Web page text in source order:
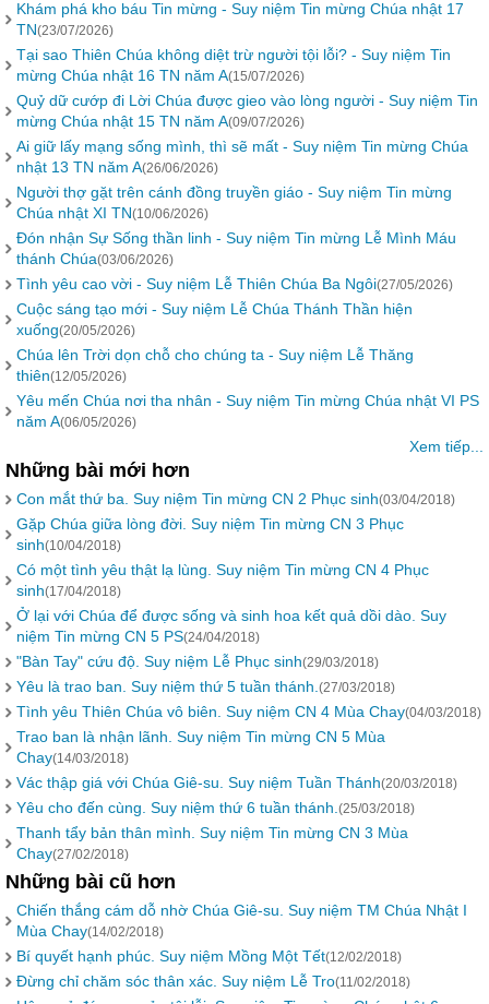
Khám phá kho báu Tin mừng - Suy niệm Tin mừng Chúa nhật 17
TN(23/07/2026)
Tại sao Thiên Chúa không diệt trừ người tội lỗi? - Suy niệm Tin
mừng Chúa nhật 16 TN năm A(15/07/2026)
Quỷ dữ cướp đi Lời Chúa được gieo vào lòng người - Suy niệm Tin
mừng Chúa nhật 15 TN năm A(09/07/2026)
Ai giữ lấy mạng sống mình, thì sẽ mất - Suy niệm Tin mừng Chúa
nhật 13 TN năm A(26/06/2026)
Người thợ gặt trên cánh đồng truyền giáo - Suy niệm Tin mừng
Chúa nhật XI TN(10/06/2026)
Đón nhận Sự Sống thần linh - Suy niệm Tin mừng Lễ Mình Máu
thánh Chúa(03/06/2026)
Tình yêu cao vời - Suy niệm Lễ Thiên Chúa Ba Ngôi(27/05/2026)
Cuộc sáng tạo mới - Suy niệm Lễ Chúa Thánh Thần hiện
xuống(20/05/2026)
Chúa lên Trời dọn chỗ cho chúng ta - Suy niệm Lễ Thăng
thiên(12/05/2026)
Yêu mến Chúa nơi tha nhân - Suy niệm Tin mừng Chúa nhật VI PS
năm A(06/05/2026)
Xem tiếp...
Những bài mới hơn
Con mắt thứ ba. Suy niệm Tin mừng CN 2 Phục sinh(03/04/2018)
Gặp Chúa giữa lòng đời. Suy niệm Tin mừng CN 3 Phục
sinh(10/04/2018)
Có một tình yêu thật lạ lùng. Suy niệm Tin mừng CN 4 Phục
sinh(17/04/2018)
Ở lại với Chúa để được sống và sinh hoa kết quả dồi dào. Suy
niệm Tin mừng CN 5 PS(24/04/2018)
"Bàn Tay" cứu độ. Suy niệm Lễ Phục sinh(29/03/2018)
Yêu là trao ban. Suy niệm thứ 5 tuần thánh. (27/03/2018)
Tình yêu Thiên Chúa vô biên. Suy niệm CN 4 Mùa Chay(04/03/2018)
Trao ban là nhận lãnh. Suy niệm Tin mừng CN 5 Mùa
Chay(14/03/2018)
Vác thập giá với Chúa Giê-su. Suy niệm Tuần Thánh(20/03/2018)
Yêu cho đến cùng. Suy niệm thứ 6 tuần thánh. (25/03/2018)
Thanh tẩy bản thân mình. Suy niệm Tin mừng CN 3 Mùa
Chay(27/02/2018)
Những bài cũ hơn
Chiến thắng cám dỗ nhờ Chúa Giê-su. Suy niệm TM Chúa Nhật I
Mùa Chay(14/02/2018)
Bí quyết hạnh phúc. Suy niệm Mồng Một Tết(12/02/2018)
Đừng chỉ chăm sóc thân xác. Suy niệm Lễ Tro(11/02/2018)